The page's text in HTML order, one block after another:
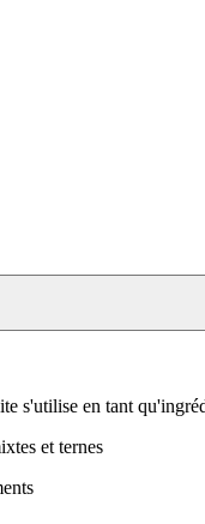
s'utilise en tant
et ternes